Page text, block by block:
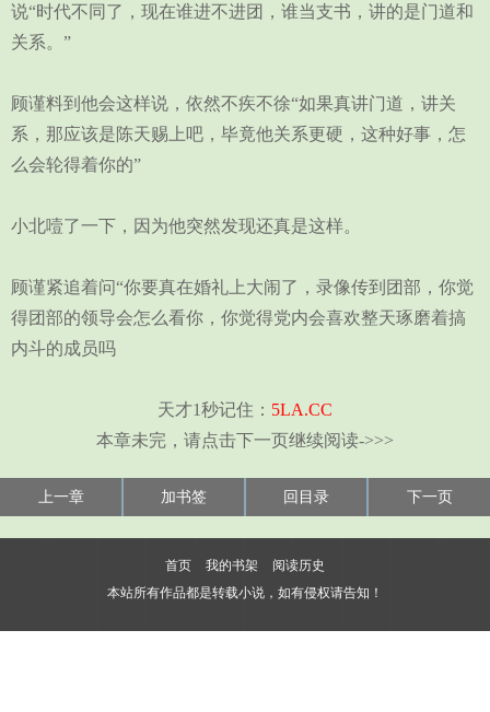
说“时代不同了，现在谁进不进团，谁当支书，讲的是门道和
关系。”
顾谨料到他会这样说，依然不疾不徐“如果真讲门道，讲关
系，那应该是陈天赐上吧，毕竟他关系更硬，这种好事，怎
么会轮得着你的”
小北噎了一下，因为他突然发现还真是这样。
顾谨紧追着问“你要真在婚礼上大闹了，录像传到团部，你觉
得团部的领导会怎么看你，你觉得党内会喜欢整天琢磨着搞
内斗的成员吗
天才1秒记住： 5LA.CC
本章未完，请点击下一页继续阅读->>>
上一章 加书签 回目录 下一页
首页 我的书架
阅读历史
本站所有作品都是转载小说，如有侵权请告知！